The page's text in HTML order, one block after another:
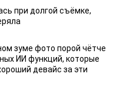
при долгой съёмке,
зуме фото порой чётче
ИИ функций, которые
девайс за эти